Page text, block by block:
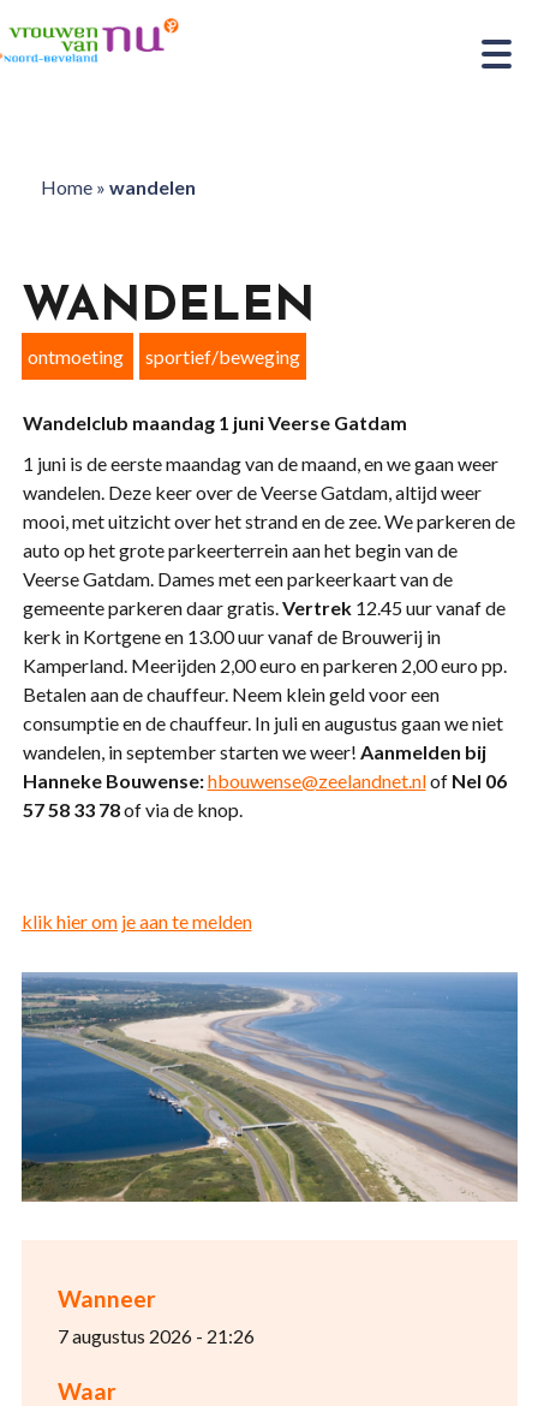
Home» wandelen
Wanneer
7 augustus 2026 - 21:26
Waar
WANDELEN
ontmoeting sportief/beweging
Wandelclub maandag 1 juni Veerse Gatdam
1 juni is de eerste maandag van de maand, en we gaan weer
wandelen. Deze keer over de Veerse Gatdam, altijd weer
mooi, met uitzicht over het strand en de zee. We parkeren de
auto op het grote parkeerterrein aan het begin van de
Veerse Gatdam. Dames met een parkeerkaart van de
gemeente parkeren daar gratis.Vertrek12.45 uur vanaf de
kerk in Kortgene en 13.00 uur vanaf de Brouwerij in
Kamperland. Meerijden 2,00 euro en parkeren 2,00 euro pp.
Betalen aan de chauffeur. Neem klein geld voor een
consumptie en de chauffeur. In juli en augustus gaan we niet
wandelen, in september starten we weer! Aanmelden bij
Hanneke Bouwense:hbouwense@zeelandnet.nlofNel 06
57 58 33 78of via de knop.
klik hier om je aan te melden